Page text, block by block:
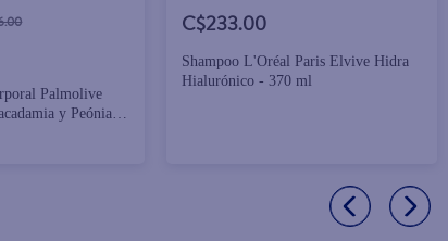
Palmolive
y Peónia
C$233.00
Shampoo L'Oréal Paris Elvive Hidra
Hialurónico - 370 ml